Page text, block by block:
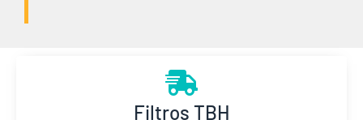
Filtros TBH